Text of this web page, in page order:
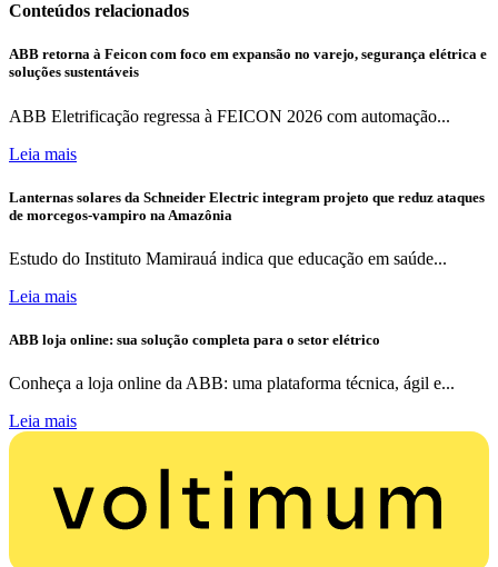
Conteúdos relacionados
ABB retorna à Feicon com foco em expansão no varejo, segurança elétrica e
soluções sustentáveis
ABB Eletrificação regressa à FEICON 2026 com automação...
Leia mais
Lanternas solares da Schneider Electric integram projeto que reduz ataques
de morcegos-vampiro na Amazônia
Estudo do Instituto Mamirauá indica que educação em saúde...
Leia mais
ABB loja online: sua solução completa para o setor elétrico
Conheça a loja online da ABB: uma plataforma técnica, ágil e...
Leia mais